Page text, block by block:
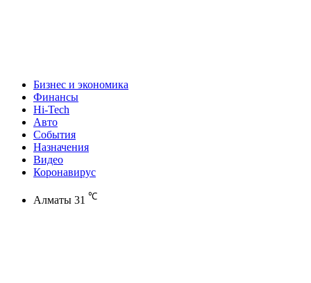
Бизнес и экономика
Финансы
Hi-Tech
Авто
События
Назначения
Видео
Коронавирус
Алматы 31 ℃